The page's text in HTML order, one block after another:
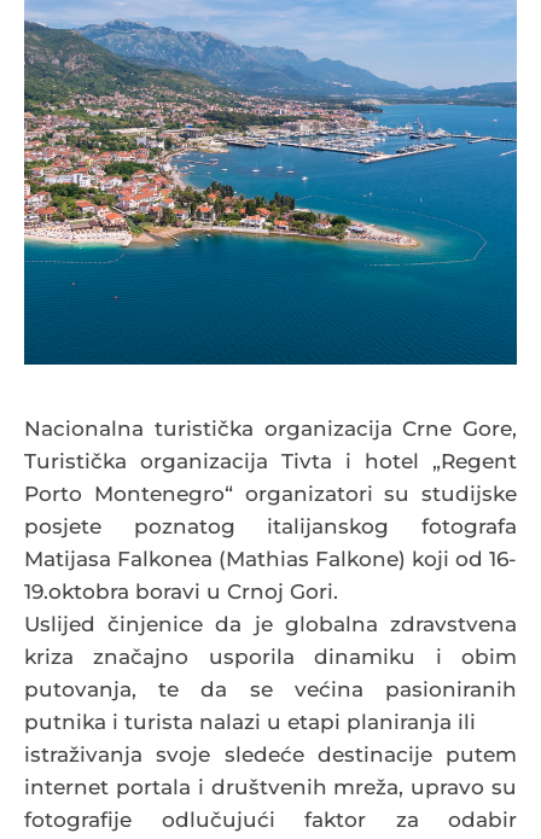
Nacionalna turistička organizacija Crne Gore,
Turistička organizacija Tivta i hotel „Regent
Porto Montenegro“ organizatori su studijske
posjete poznatog italijanskog fotografa
Matijasa Falkonea (Mathias Falkone) koji od 16-
19.oktobra boravi u Crnoj Gori.
Uslijed činjenice da je globalna zdravstvena
kriza značajno usporila dinamiku i obim
putovanja, te da se većina pasioniranih
putnika i turista nalazi u etapi planiranja ili
istraživanja svoje sledeće destinacije putem
internet portala i društvenih mreža, upravo su
fotografije odlučujući faktor za odabir